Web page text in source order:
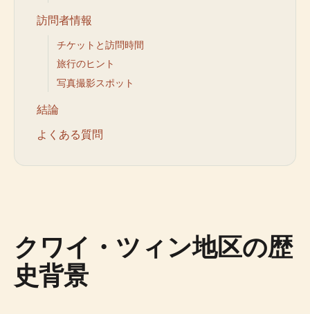
訪問者情報
チケットと訪問時間
旅行のヒント
写真撮影スポット
結論
よくある質問
クワイ・ツィン地区の歴
史背景